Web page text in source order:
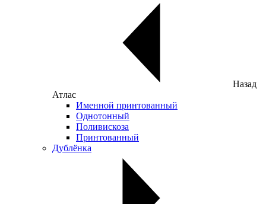
Назад
Атлас
Именной принтованный
Однотонный
Поливискоза
Принтованный
Дублёнка